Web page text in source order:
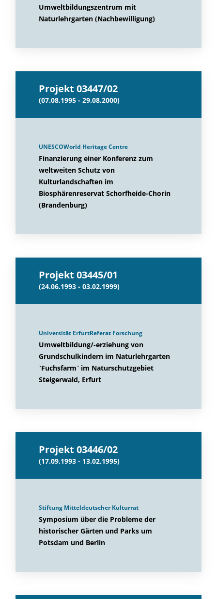
Umweltbildungszentrum mit
Naturlehrgarten (Nachbewilligung)
Projekt 03447/02
(07.08.1995 - 29.08.2000)
UNESCOWorld Heritage Centre
Finanzierung einer Konferenz zum
weltweiten Schutz von
Kulturlandschaften im
Biosphärenreservat Schorfheide-Chorin
(Brandenburg)
Projekt 03445/01
(24.06.1993 - 03.02.1999)
Universität ErfurtReferat Forschung
Umweltbildung/-erziehung von
Grundschulkindern im Naturlehrgarten
`Fuchsfarm` im Naturschutzgebiet
Steigerwald, Erfurt
Projekt 03446/02
(17.09.1993 - 13.02.1995)
Stiftung Mitteldeutscher Kulturrat
Symposium über die Probleme der
historischer Gärten und Parks um
Potsdam und Berlin